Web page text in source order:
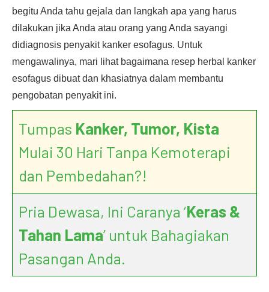
begitu Anda tahu gejala dan langkah apa yang harus
dilakukan jika Anda atau orang yang Anda sayangi
didiagnosis penyakit kanker esofagus. Untuk
mengawalinya, mari lihat bagaimana resep herbal kanker
esofagus dibuat dan khasiatnya dalam membantu
pengobatan penyakit ini.
Tumpas Kanker, Tumor, Kista
Mulai 30 Hari Tanpa Kemoterapi
dan Pembedahan?!
Pria Dewasa, Ini Caranya ‘Keras &
Tahan Lama’ untuk Bahagiakan
Pasangan Anda.